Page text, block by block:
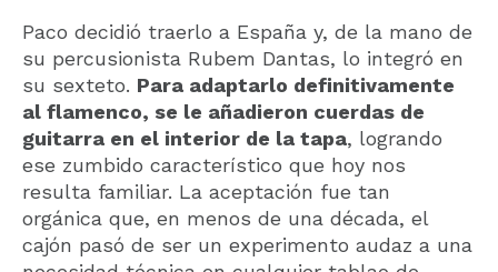
Paco decidió traerlo a España y, de la mano de
su percusionista Rubem Dantas, lo integró en
su sexteto. Para adaptarlo definitivamente
al flamenco, se le añadieron cuerdas de
guitarra en el interior de la tapa, logrando
ese zumbido característico que hoy nos
resulta familiar. La aceptación fue tan
orgánica que, en menos de una década, el
cajón pasó de ser un experimento audaz a una